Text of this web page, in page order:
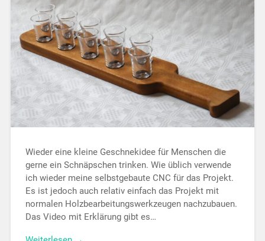
Wieder eine kleine Geschnekidee für Menschen die
gerne ein Schnäpschen trinken. Wie üblich verwende
ich wieder meine selbstgebaute CNC für das Projekt.
Es ist jedoch auch relativ einfach das Projekt mit
normalen Holzbearbeitungswerkzeugen nachzubauen.
Das Video mit Erklärung gibt es…